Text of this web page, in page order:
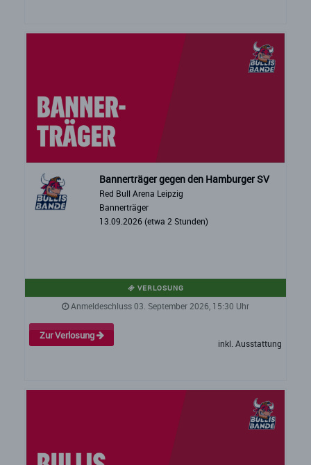
Bannerträger gegen den Hamburger SV
Red Bull Arena Leipzig
Bannerträger
13.09.2026 (etwa 2 Stunden)
VERLOSUNG
Anmeldeschluss 03. September 2026, 15:30 Uhr
Zur Verlosung
inkl. Ausstattung